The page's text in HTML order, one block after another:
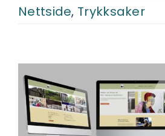
Nettside, Trykksaker